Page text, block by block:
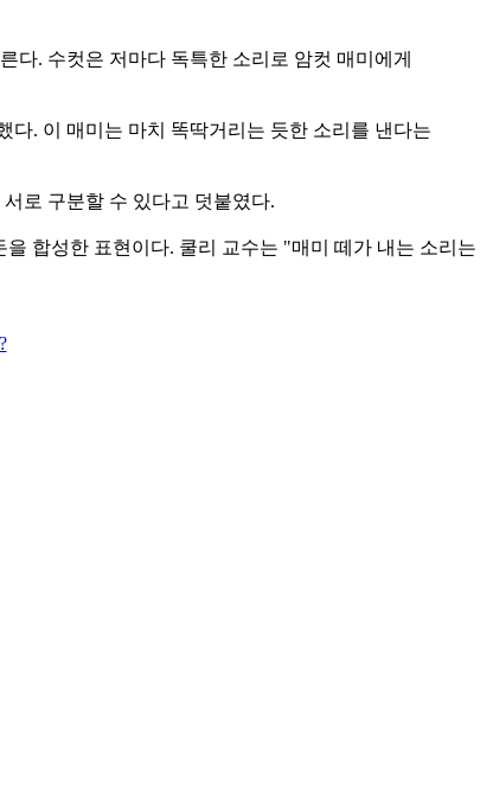
다. 수컷은 저마다 독특한 소리로 암컷 매미에게
다. 이 매미는 마치 똑딱거리는 듯한 소리를 낸다는
로 구분할 수 있다고 덧붙였다.
합성한 표현이다. 쿨리 교수는 "매미 떼가 내는 소리는